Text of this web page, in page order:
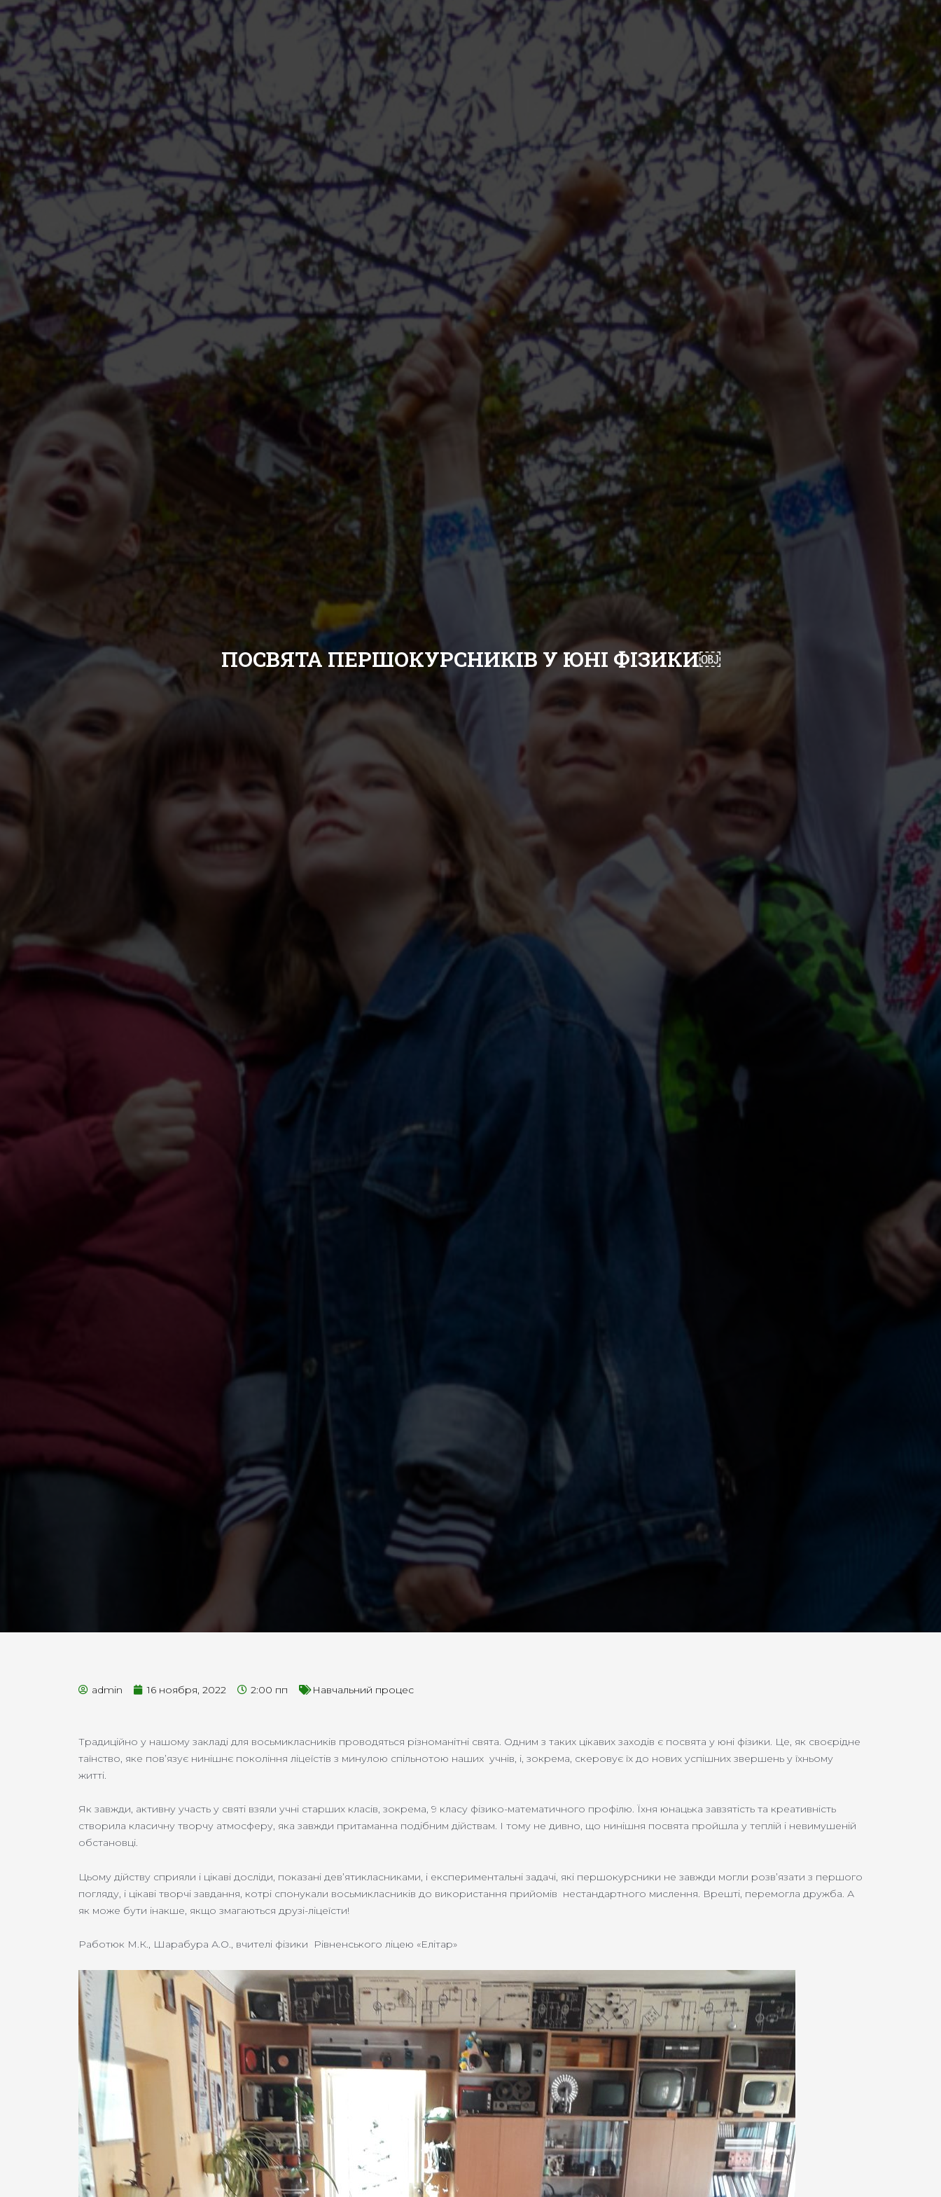
ПОСВЯТА ПЕРШОКУРСНИКІВ У ЮНІ ФІЗИКИ￼
admin 16 ноября, 2022 2:00 пп Навчальний процес
Традиційно у нашому закладі для восьмикласників проводяться різноманітні свята. Одним з таких цікавих заходів є посвята у юні фізики. Це, як своєрідне
таїнство, яке пов’язує нинішнє покоління ліцеїстів з минулою спільнотою наших учнів, і, зокрема, скеровує їх до нових успішних звершень у їхньому
житті.
Як завжди, активну участь у святі взяли учні старших класів, зокрема, 9 класу фізико-математичного профілю. Їхня юнацька завзятість та креативність
створила класичну творчу атмосферу, яка завжди притаманна подібним дійствам. І тому не дивно, що нинішня посвята пройшла у теплій і невимушеній
обстановці.
Цьому дійству сприяли і цікаві досліди, показані дев’ятикласниками, і експериментальні задачі, які першокурсники не завжди могли розв’язати з першого
погляду, і цікаві творчі завдання, котрі спонукали восьмикласників до використання прийомів нестандартного мислення. Врешті, перемогла дружба. А
як може бути інакше, якщо змагаються друзі-ліцеїсти!
Работюк М.К., Шарабура А.О., вчителі фізики Рівненського ліцею «Елітар»